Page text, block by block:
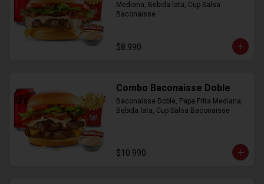
Mediana, Bebida lata, Cup Salsa
Baconaisse
$8.990
Combo Baconaisse Doble
Baconaisse Doble, Papa Frita Mediana,
Bebida lata, Cup Salsa Baconaisse
$10.990